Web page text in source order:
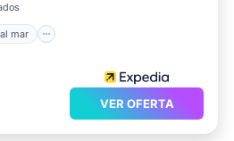
mar
VER OFERTA